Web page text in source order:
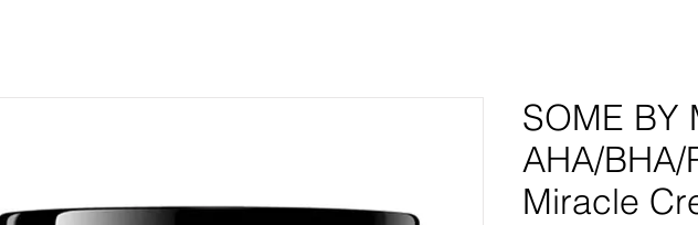
SOME BY
AHA/
Miracle